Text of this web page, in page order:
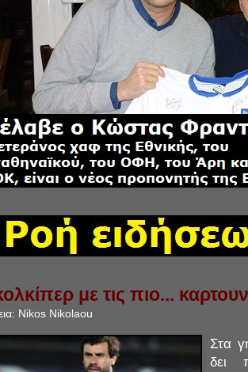
με τις πιο...
Nikos Nikolaou
Στα
δει